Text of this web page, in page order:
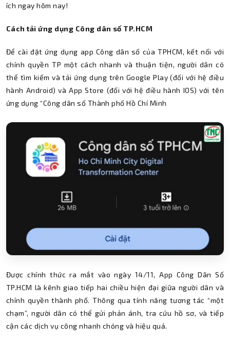
ích ngay hôm nay!
Cách tải ứng dụng Công dân số TP.HCM
Để cài đặt ứng dụng app Công dân số của TPHCM, kết nối với
chính quyền TP một cách nhanh và thuận tiện, người dân có
thể tìm kiếm và tải ứng dụng trên Google Play (đối với hệ điều
hành Android) và App Store (đối với hệ điều hành IOS) với tên
ứng dụng “Công dân số Thành phố Hồ Chí Minh
Được chính thức ra mắt vào ngày 14/11, App Công Dân Số
TP.HCM là kênh giao tiếp hai chiều hiện đại giữa người dân và
chính quyền thành phố. Thông qua tính năng tương tác “một
chạm”, người dân có thể gửi phản ánh, tra cứu hồ sơ, và tiếp
cận các dịch vụ công nhanh chóng và hiệu quả.